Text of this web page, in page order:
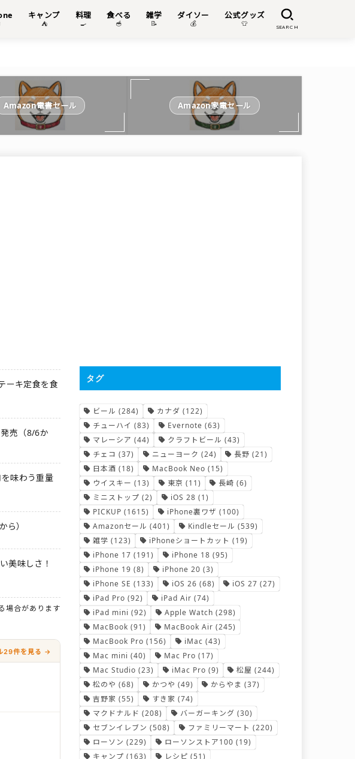
キャンプ
⛺
料理
🍳
食べる
🥣
雑学
📝
ダイソー
💰
公式グッズ
👕 SEARCH
Amazon電書セール Amazon家電セール
ーキ定食を食
売（8/6か
味わう重量
ら）
美味しさ！
場合があります
29件を見る →
タグ
ビール (284) カナダ (122)
チューハイ (83) Evernote (63)
マレーシア (44) クラフトビール (43)
チェコ (37) ニューヨーク (24) 長野 (21)
日本酒 (18) MacBook Neo (15)
ウイスキー (13) 東京 (11) 長崎 (6)
ミニストップ (2) iOS 28 (1)
PICKUP (1615) iPhone裏ワザ (100)
Amazonセール (401) Kindleセール (539)
雑学 (123) iPhoneショートカット (19)
iPhone 17 (191) iPhone 18 (95)
iPhone 19 (8) iPhone 20 (3)
iPhone SE (133) iOS 26 (68) iOS 27 (27)
iPad Pro (92) iPad Air (74)
iPad mini (92) Apple Watch (298)
MacBook (91) MacBook Air (245)
MacBook Pro (156) iMac (43)
Mac mini (40) Mac Pro (17)
Mac Studio (23) iMac Pro (9) 松屋 (244)
松のや (68) かつや (49) からやま (37)
吉野家 (55) すき家 (74)
マクドナルド (208) バーガーキング (30)
セブンイレブン (508) ファミリーマート (220)
ローソン (229) ローソンストア100 (19)
キャンプ (163) レシピ (51)